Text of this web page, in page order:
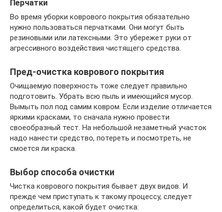
Перчатки
Во время уборки коврового покрытия обязательно
нужно пользоваться перчатками. Они могут быть
резиновыми или латексными. Это убережет руки от
агрессивного воздействия чистящего средства.
Пред-очистка коврового покрытия
Очищаемую поверхность тоже следует правильно
подготовить. Убрать всю пыль и имеющийся мусор.
Вымыть пол под самим ковром. Если изделие отличается
яркими красками, то сначала нужно провести
своеобразный тест. На небольшой незаметный участок
надо нанести средство, потереть и посмотреть, не
смоется ли краска.
Выбор способа очистки
Чистка коврового покрытия бывает двух видов. И
прежде чем приступать к такому процессу, следует
определиться, какой будет очистка: